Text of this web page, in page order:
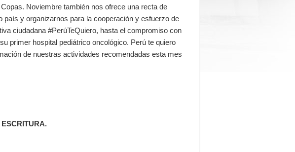
Noviembre también nos ofrece una recta de
país y organizarnos para la cooperación y esfuerzo de
ciudadana #PerúTeQuiero, hasta el compromiso con
primer hospital pediátrico oncológico. Perú te quiero
de nuestras actividades recomendadas esta mes